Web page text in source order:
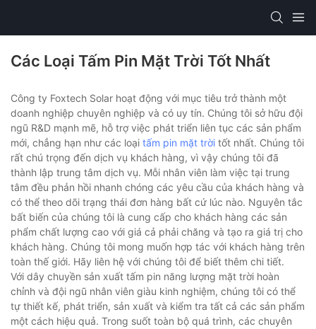
Các Loại Tấm Pin Mặt Trời Tốt Nhất
Công ty Foxtech Solar hoạt động với mục tiêu trở thành một
doanh nghiệp chuyên nghiệp và có uy tín. Chúng tôi sở hữu đội
ngũ R&D mạnh mẽ, hỗ trợ việc phát triển liên tục các sản phẩm
mới, chẳng hạn như các loại tấm pin mặt trời tốt nhất. Chúng tôi
rất chú trọng đến dịch vụ khách hàng, vì vậy chúng tôi đã
thành lập trung tâm dịch vụ. Mỗi nhân viên làm việc tại trung
tâm đều phản hồi nhanh chóng các yêu cầu của khách hàng và
có thể theo dõi trạng thái đơn hàng bất cứ lúc nào. Nguyên tắc
bất biến của chúng tôi là cung cấp cho khách hàng các sản
phẩm chất lượng cao với giá cả phải chăng và tạo ra giá trị cho
khách hàng. Chúng tôi mong muốn hợp tác với khách hàng trên
toàn thế giới. Hãy liên hệ với chúng tôi để biết thêm chi tiết.
Với dây chuyền sản xuất tấm pin năng lượng mặt trời hoàn
chỉnh và đội ngũ nhân viên giàu kinh nghiệm, chúng tôi có thể
tự thiết kế, phát triển, sản xuất và kiểm tra tất cả các sản phẩm
một cách hiệu quả. Trong suốt toàn bộ quá trình, các chuyên